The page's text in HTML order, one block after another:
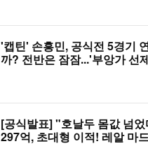
'캡틴' 손흥민, 공식전 5경기
까? 전반은 잠잠...'부앙가 선
[공식발표] "호날두 몸값 넘
297억, 초대형 이적! 레알 마